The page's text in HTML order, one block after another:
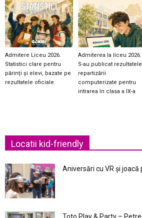
Admitere Liceu 2026.
Statistici clare pentru
părinți și elevi, bazate pe
rezultatele oficiale
Admiterea la liceu 2026.
S-au publicat rezultatele
repartizării
computerizate pentru
intrarea în clasa a IX-a
Locatii kid-friendly
Aniversări cu VR și